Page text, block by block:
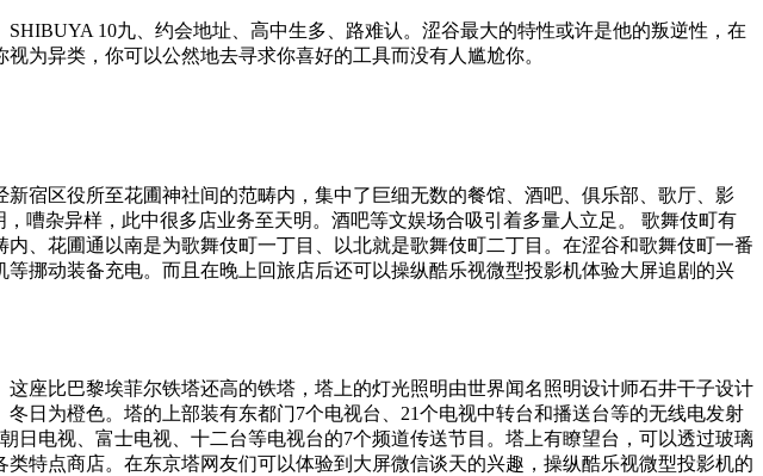
10九、约会地址、高中生多、路难认。涩谷最大的特性或许是他的叛逆性，在
为异类，你可以公然地去寻求你喜好的工具而没有人尴尬你。
宿区役所至花圃神社间的范畴内，集中了巨细无数的餐馆、酒吧、俱乐部、歌厅、影
嘈杂异样，此中很多店业务至天明。酒吧等文娱场合吸引着多量人立足。 歌舞伎町有
、花圃通以南是为歌舞伎町一丁目、以北就是歌舞伎町二丁目。在涩谷和歌舞伎町一番
挪动装备充电。而且在晚上回旅店后还可以操纵酷乐视微型投影机体验大屏追剧的兴
座比巴黎埃菲尔铁塔还高的铁塔，塔上的灯光照明由世界闻名照明设计师石井干子设计
日为橙色。塔的上部装有东都门7个电视台、21个电视中转台和播送台等的无线电发射
电视、富士电视、十二台等电视台的7个频道传送节目。塔上有瞭望台，可以透过玻璃
特点商店。在东京塔网友们可以体验到大屏微信谈天的兴趣，操纵酷乐视微型投影机的